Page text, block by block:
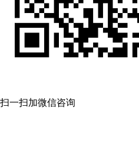
扫一扫加微信咨询